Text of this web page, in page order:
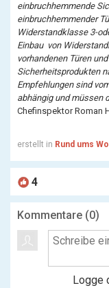
einbruchhemmende
einbruchhemmender
Widerstandklasse 3-
Einbau von
vorhandenen Türen
Sicherheitsprodukten
Empfehlungen sind
abhängig und müssen
Chefinspektor Roman
erstellt in Rund ums
4
Kommentare (0)
Logge